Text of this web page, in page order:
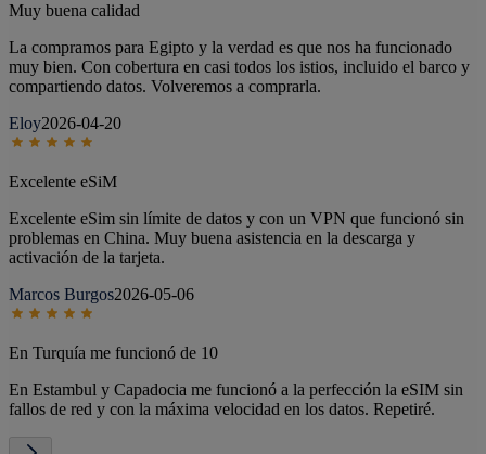
Muy buena calidad
La compramos para Egipto y la verdad es que nos ha funcionado
muy bien. Con cobertura en casi todos los istios, incluido el barco y
compartiendo datos. Volveremos a comprarla.
Eloy2026-04-20
Excelente eSiM
Excelente eSim sin límite de datos y con un VPN que funcionó sin
problemas en China. Muy buena asistencia en la descarga y
activación de la tarjeta.
Marcos Burgos2026-05-06
En Turquía me funcionó de 10
En Estambul y Capadocia me funcionó a la perfección la eSIM sin
fallos de red y con la máxima velocidad en los datos. Repetiré.